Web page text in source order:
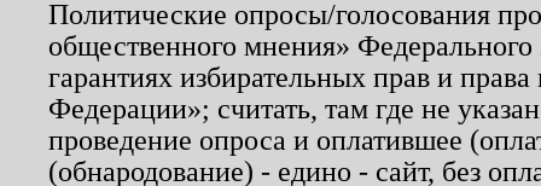
Политические опросы/голосования
общественного мнения»
гарантиях избирательных прав и
Федерации»; считать, там где не
проведение опроса и оплатившее
(обнародование) - едино - сайт, без